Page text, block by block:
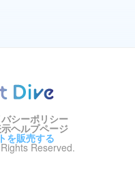
シーポリシー
ヘルプページ
を販売する
Reserved.